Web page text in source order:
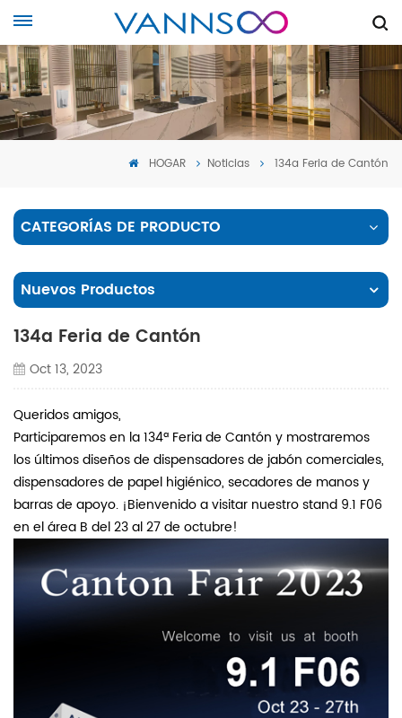
HOGAR Noticias 134a Feria de Cantón
CATEGORÍAS DE PRODUCTO
Nuevos Productos
134a Feria de Cantón
Oct 13, 2023
Queridos amigos,
Participaremos en la 134ª Feria de Cantón y mostraremos
los últimos diseños de dispensadores de jabón comerciales,
dispensadores de papel higiénico, secadores de manos y
barras de apoyo. ¡Bienvenido a visitar nuestro stand 9.1 F06
en el área B del 23 al 27 de octubre!